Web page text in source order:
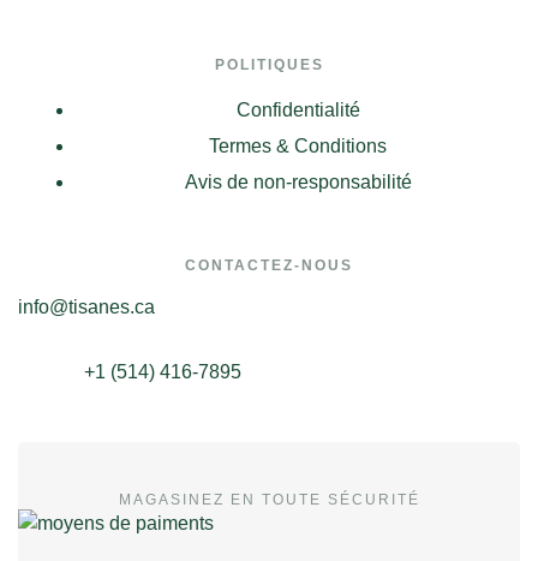
POLITIQUES
Confidentialité
Termes & Conditions
Avis de non-responsabilité
CONTACTEZ-NOUS
info@tisanes.ca
+1 (514) 416-7895
MAGASINEZ EN TOUTE SÉCURITÉ